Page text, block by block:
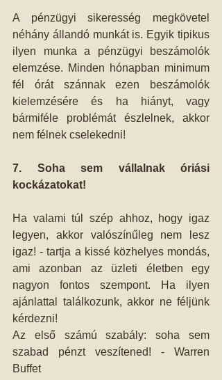
A pénzügyi sikeresség megkövetel
néhány állandó munkát is. Egyik tipikus
ilyen munka a pénzügyi beszámolók
elemzése. Minden hónapban minimum
fél órát szánnak ezen beszámolók
kielemzésére és ha hiányt, vagy
bármiféle problémát észlelnek, akkor
nem félnek cselekedni!
7. Soha sem vállalnak óriási
kockázatokat!
Ha valami túl szép ahhoz, hogy igaz
legyen, akkor valószínűleg nem lesz
igaz! - tartja a kissé közhelyes mondás,
ami azonban az üzleti életben egy
nagyon fontos szempont. Ha ilyen
ajánlattal találkozunk, akkor ne féljünk
kérdezni!
Az első számú szabály: soha sem
szabad pénzt veszítened! - Warren
Buffet